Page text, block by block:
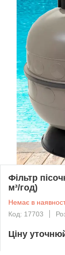
Фільтр
м³/год)
Немає в
Код: 17703
Ціну